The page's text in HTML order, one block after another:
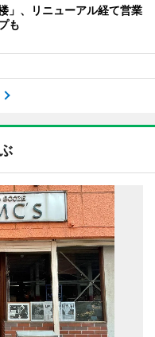
」、リニューアル経て営業
も